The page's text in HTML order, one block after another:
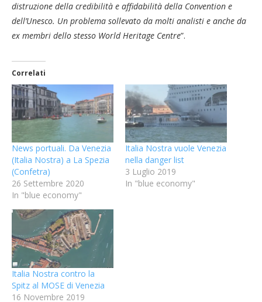
distruzione della credibilità e affidabilità della Convention e
dell’Unesco. Un problema sollevato da molti analisti e anche da
ex membri dello stesso World Heritage Centre”.
Correlati
News portuali. Da Venezia
(Italia Nostra) a La Spezia
(Confetra)
26 Settembre 2020
In "blue economy"
Italia Nostra vuole Venezia
nella danger list
3 Luglio 2019
In "blue economy"
Italia Nostra contro la
Spitz al MOSE di Venezia
16 Novembre 2019